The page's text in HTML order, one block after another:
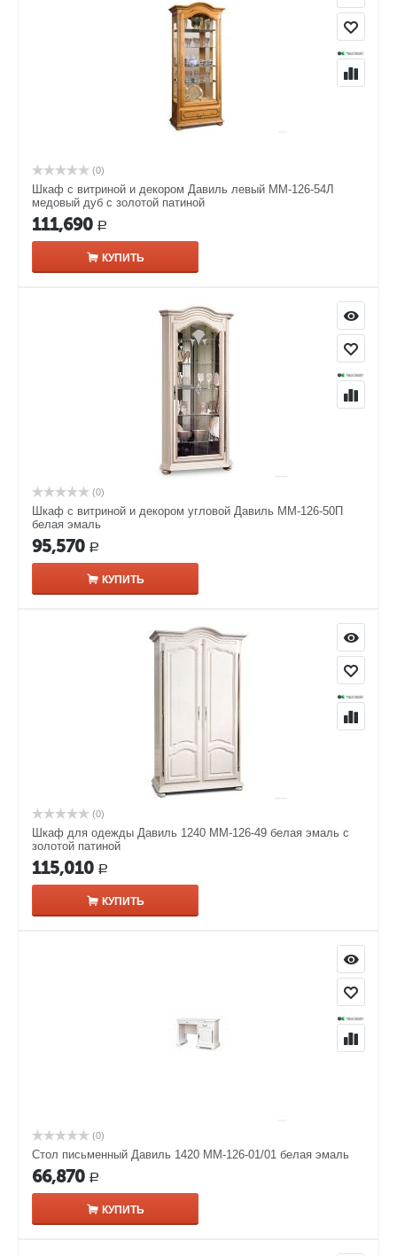
(0)
Шкаф с витриной и декором Давиль левый ММ-126-54Л
медовый дуб с золотой патиной
111,690 Р
КУПИТЬ
(0)
Шкаф с витриной и декором угловой Давиль ММ-126-50П
белая эмаль
95,570 Р
КУПИТЬ
(0)
Шкаф для одежды Давиль 1240 ММ-126-49 белая эмаль с
золотой патиной
115,010 Р
КУПИТЬ
(0)
Стол письменный Давиль 1420 ММ-126-01/01 белая эмаль
66,870 Р
КУПИТЬ